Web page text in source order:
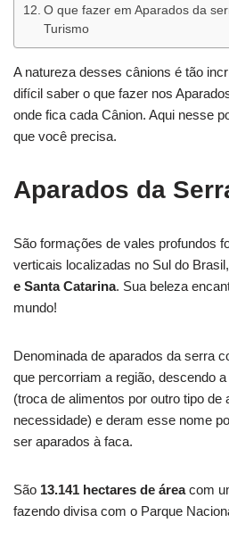
O que fazer em Aparados da
Turismo
A natureza desses cânions é tão
difícil saber o que fazer nos
onde fica cada Cânion. Aqui nesse
que você precisa.
Aparados da
São formações de vales profundos
verticais localizadas no Sul do Brasil,
e Santa Catarina. Sua beleza
mundo!
Denominada de aparados da serra
que percorriam a região, descendo
(troca de alimentos por outro tipo de
necessidade) e deram esse nome
ser aparados à faca.
São 13.141 hectares de áreacom
fazendo divisa com o Parque